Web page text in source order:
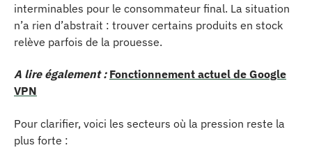
interminables pour le consommateur final. La situation
n’a rien d’abstrait : trouver certains produits en stock
relève parfois de la prouesse.
A lire également : Fonctionnement actuel de Google
VPN
Pour clarifier, voici les secteurs où la pression reste la
plus forte :